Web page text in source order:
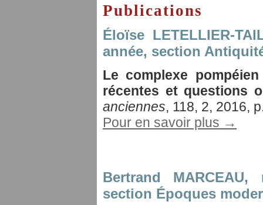
Publications
Éloïse LETELLIER-
année, section
Le complexe
récentes et questions
anciennes, 118, 2, 2016,
Pour en savoir plus →
Bertrand MARCEAU,
section Époques